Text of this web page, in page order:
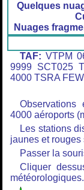
Quelques
Nuages
TAF: VTPM
9999 SCT025
4000 TSRA
4000 aéroports
Les stations
jaunes et rouges
Passer la
Cliquer
météorologiques.